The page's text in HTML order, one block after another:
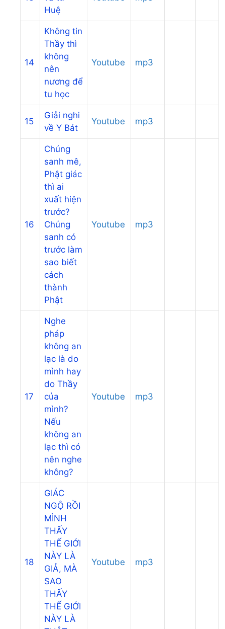
Huệ
14
Không tin
Thầy thì
không
nên
nương để
tu học
Youtube mp3
15
Giải nghi
về Y Bát
Youtube mp3
16
Chúng
sanh mê,
Phật giác
thì ai
xuất hiện
trước?
Chúng
sanh có
trước làm
sao biết
cách
thành
Phật
Youtube mp3
17
Nghe
pháp
không an
lạc là do
mình hay
do Thầy
của
mình?
Nếu
không an
lạc thì có
nên nghe
không?
Youtube mp3
18
GIÁC
NGỘ RỒI
MÌNH
THẤY
THẾ GIỚI
NÀY LÀ
GIẢ, MÀ
SAO
THẤY
THẾ GIỚI
NÀY LÀ
Youtube mp3